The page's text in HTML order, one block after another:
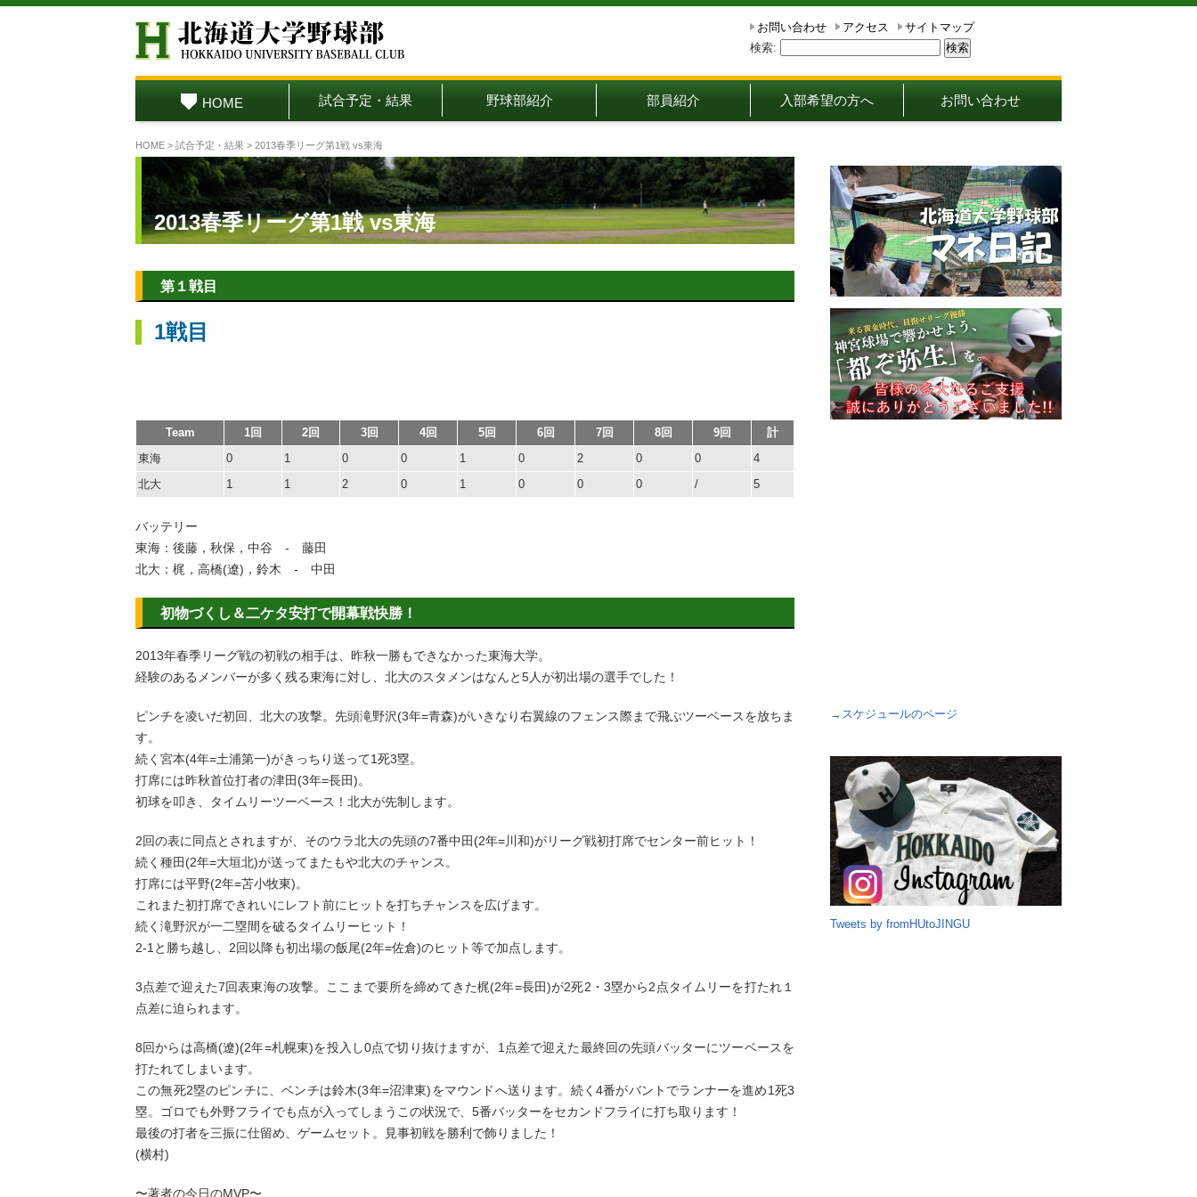
お問い合わせ アクセス
サイトマップ
検索:
HOME 試合予定・結果 野球部紹介 部員紹介 入部希望の方へ お問い合わせ
HOME > 試合予定・結果 > 2013春季リーグ第1戦 vs東海
2013春季リーグ第1戦 vs東海
第１戦目
1戦目
Team 1回 2回 3回 4回 5回 6回 7回 8回 9回
計
東海
0 1 0 0 1 0 2 0 0
4
北大
1 1 2 0 1 0 0 0 / 5
バッテリー
東海：後藤，秋保，中谷 - 藤田
北大：梶，高橋(遼)，鈴木 - 中田
初物づくし＆二ケタ安打で開幕戦快勝！
2013年春季リーグ戦の初戦の相手は、昨秋一勝もできなかった東海大学。
経験のあるメンバーが多く残る東海に対し、北大のスタメンはなんと5人が初出場の選手でした！
ピンチを凌いだ初回、北大の攻撃。先頭滝野沢(3年=青森)がいきなり右翼線のフェンス際まで飛ぶツーベースを放ちま
す。
続く宮本(4年=土浦第一)がきっちり送って1死3塁。
打席には昨秋首位打者の津田(3年=長田)。
初球を叩き、タイムリーツーベース！北大が先制します。
2回の表に同点とされますが、そのウラ北大の先頭の7番中田(2年=川和)がリーグ戦初打席でセンター前ヒット！
続く種田(2年=大垣北)が送ってまたもや北大のチャンス。
打席には平野(2年=苫小牧東)。
これまた初打席できれいにレフト前にヒットを打ちチャンスを広げます。
続く滝野沢が一二塁間を破るタイムリーヒット！
2-1と勝ち越し、2回以降も初出場の飯尾(2年=佐倉)のヒット等で加点します。
3点差で迎えた7回表東海の攻撃。ここまで要所を締めてきた梶(2年=長田)が2死2・3塁から2点タイムリーを打たれ１
点差に迫られます。
8回からは高橋(遼)(2年=札幌東)を投入し0点で切り抜けますが、1点差で迎えた最終回の先頭バッターにツーベースを
打たれてしまいます。
この無死2塁のピンチに、ベンチは鈴木(3年=沼津東)をマウンドへ送ります。続く4番がバントでランナーを進め1死3
塁。ゴロでも外野フライでも点が入ってしまうこの状況で、5番バッターをセカンドフライに打ち取ります！
最後の打者を三振に仕留め、ゲームセット。見事初戦を勝利で飾りました！
(横村)
〜著者の今日のMVP〜
→スケジュールのページ
Tweets by fromHUtoJINGU